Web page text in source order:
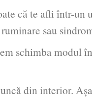
că te afli într-un
sau
schimba modul
din interior.